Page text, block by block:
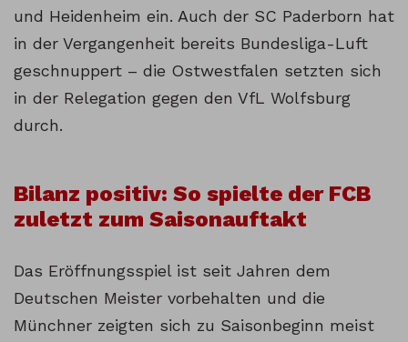
und Heidenheim ein. Auch der SC Paderborn hat
in der Vergangenheit bereits Bundesliga-Luft
geschnuppert – die Ostwestfalen setzten sich
in der Relegation gegen den VfL Wolfsburg
durch.
Bilanz positiv: So spielte der FCB
zuletzt zum Saisonauftakt
Das Eröffnungsspiel ist seit Jahren dem
Deutschen Meister vorbehalten und die
Münchner zeigten sich zu Saisonbeginn meist